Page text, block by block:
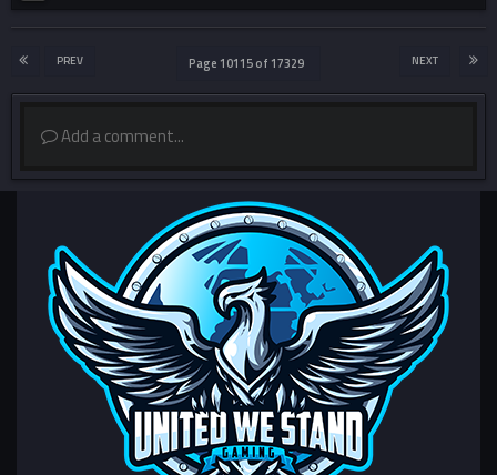
PREV NEXT
Page 10115 of 17329
Add a comment...